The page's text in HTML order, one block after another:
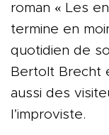
roman « Les
termine en
quotidien de
Bertolt Brecht
aussi des
l’improviste.